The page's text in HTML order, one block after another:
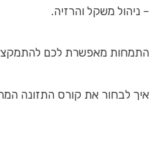
– ניהול משקל והרזיה.
התמחות מאפשרת לכם להתמקצע
איך לבחור את קורס התזונה